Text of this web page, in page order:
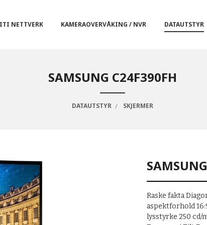
NETTVERK KAMERAOVERVÅKING / NVR DATAUTSTYR
SAMSUNG C24F390FH
DATAUTSTYR SKJERMER
Raske fakta
aspektforhold
lysstyrke 250 cd/